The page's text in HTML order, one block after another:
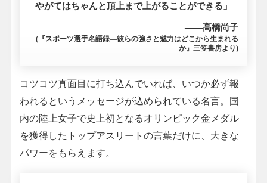
やがてはちゃんと頂上まで上がることができる」
――高橋尚子
(『スポーツ選手名語録―彼らの強さと魅力はどこから生まれる
か』三笠書房より)
コツコツ真面目に打ち込んでいれば、いつか必ず報
われるというメッセージが込められている名言。国
内の陸上女子で史上初となるオリンピック金メダル
を獲得したトップアスリートの言葉だけに、大きな
パワーをもらえます。